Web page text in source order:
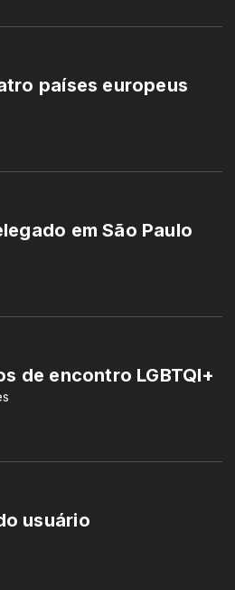
países europeus
em São Paulo
de encontro LGBTQI+
usuário